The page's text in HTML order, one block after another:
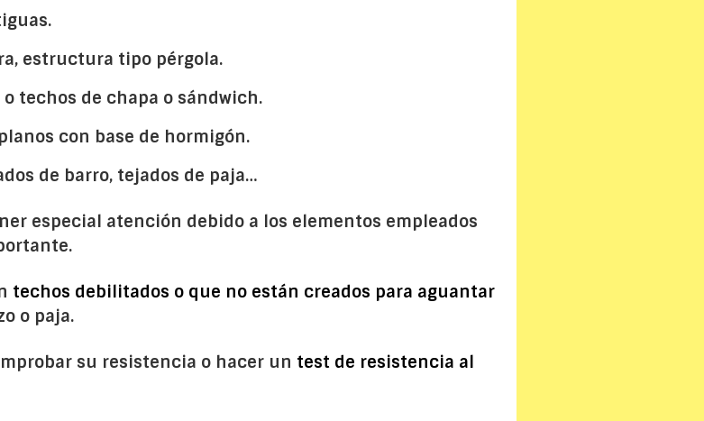
estructura tipo pérgola.
techos de chapa o sándwich.
con base de hormigón.
de barro, tejados de paja…
especial atención debido a los elementos empleados
techos debilitados o que no están creados para aguantar
o paja.
su resistencia o hacer un test de resistencia al